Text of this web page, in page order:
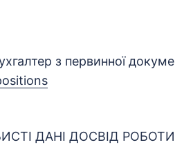
з первинної
ДАНІ ДОСВІД РОБОТИ